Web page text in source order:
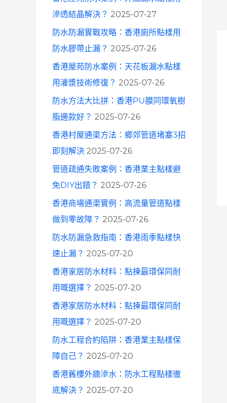
滲透結晶解決？ 2025-07-27
防水防漏實戰攻略：香港廁所點樣用
防水膠帶止漏？ 2025-07-26
香港屋苑防水案例：天花板漏水點樣
用灌漿技術修復？ 2025-07-26
防水方法大比拼：香港PU膜同環氧樹
脂邊款好？ 2025-07-26
香港村屋通渠方法：鄉郊管道堵塞3招
即刻解決 2025-07-26
管道疏通失敗案例：香港業主點樣避
免DIY出錯？ 2025-07-26
香港商場通渠實例：高流量管道點樣
做到零故障？ 2025-07-26
防水防漏急救指南：香港雨季點樣快
速止漏？ 2025-07-20
香港家居防水材料：點揀最環保同耐
用嘅選擇？ 2025-07-20
香港家居防水材料：點揀最環保同耐
用嘅選擇？ 2025-07-20
防水工程合約陷阱：香港業主點樣保
障自己？ 2025-07-20
香港舊樓外牆滲水：防水工程點樣徹
底解決？ 2025-07-20